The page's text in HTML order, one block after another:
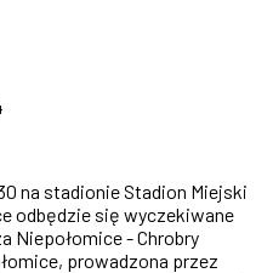
na stadionie Stadion Miejski
odbędzie się wyczekiwane
Niepołomice - Chrobry
prowadzona przez